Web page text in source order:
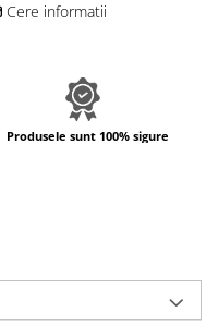
Cere informatii
Produsele sunt 100% sigure